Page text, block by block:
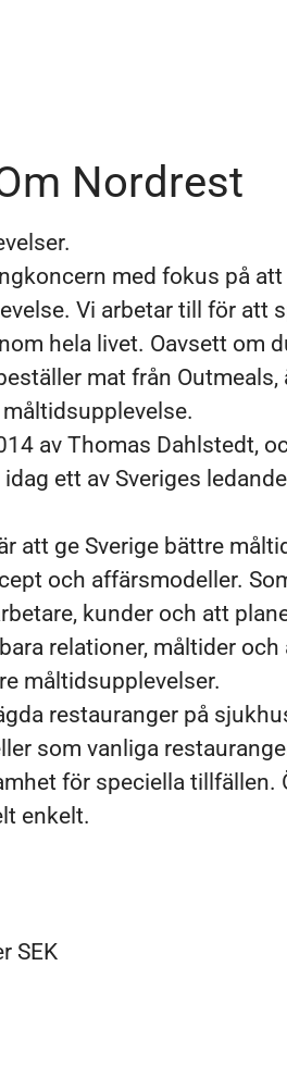
Nordrest
med fokus på att
Vi arbetar till för att
hela livet. Oavsett om
mat från Outmeals,
av Thomas Dahlstedt,
ett av Sveriges
att ge Sverige bättre
och affärsmodeller.
kunder och att
relationer, måltider och
måltidsupplevelser.
restauranger på
som vanliga
för speciella tillfällen.
enkelt.
SEK